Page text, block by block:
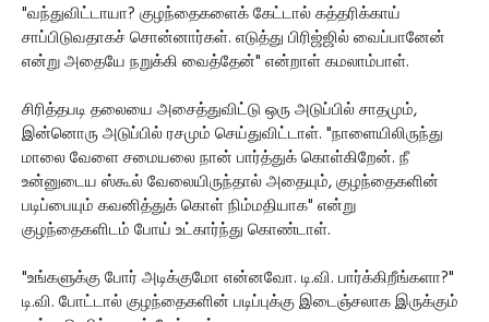
"வந்துவிட்டாயா? குழந்தைகளைக் கேட்டால் கத்தரிக்காய்
சாப்பிடுவதாகச் சொன்னார்கள். எடுத்து பிரிஜ்ஜில் வைப்பானேன்
என்று அதையே நறுக்கி வைத்தேன்" என்றாள் கமலாம்பாள்.
சிரித்தபடி தலையை அசைத்துவிட்டு ஒரு அடுப்பில் சாதமும்,
இன்னொரு அடுப்பில் ரசமும் செய்துவிட்டாள். "நாளையிலிருந்து
மாலை வேளை சமையலை நான் பார்த்துக் கொள்கிறேன். நீ
உன்னுடைய ஸ்கூல் வேலையிருந்தால் அதையும், குழந்தைகளின்
படிப்பையும் கவனித்துக் கொள் நிம்மதியாக" என்று
குழந்தைகளிடம் போய் உட்கார்ந்து கொண்டாள்.
"உங்களுக்கு போர் அடிக்குமோ என்னவோ. டி.வி. பார்க்கிறீங்களா?"
டி.வி. போட்டால் குழந்தைகளின் படிப்புக்கு இடைஞ்சலாக இருக்கும்